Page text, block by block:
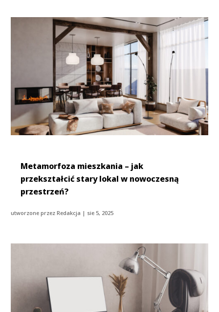
Metamorfoza mieszkania – jak
przekształcić stary lokal w nowoczesną
przestrzeń?
utworzone przezRedakcja | sie 5, 2025